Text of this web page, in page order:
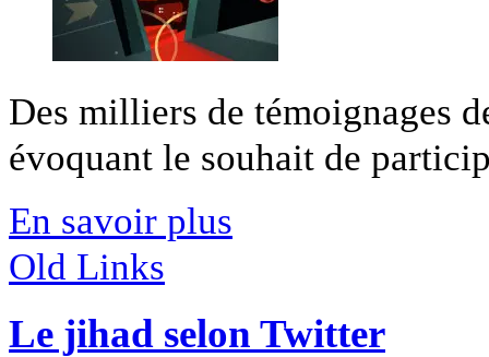
Des milliers de témoignages
évoquant le souhait de
En savoir plus
Old Links
Le jihad selon Twitter